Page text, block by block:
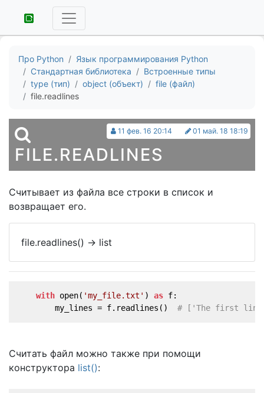
Про Python
Язык программирования Python
Стандартная библиотека
Встроенные типы
type (тип)
object (объект)
file (файл)
file.readlines
11 фев. 16 20:14 01 май. 18 18:19
FILE.READLINES
Считывает из файла все строки в список и
возвращает его.
file.readlines() -> list
with open( 'my_file.txt' ) as f:
        my_lines = f.readlines()
# ['The first
Считать файл можно также при помощи
конструктора list():